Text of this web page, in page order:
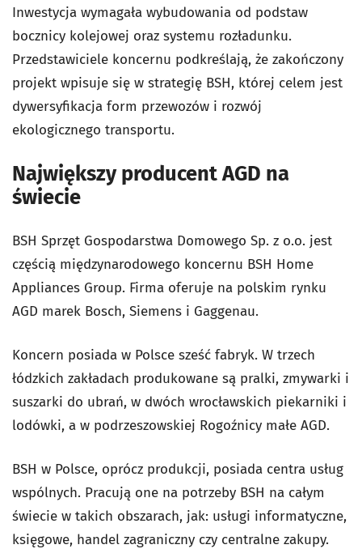
Inwestycja wymagała wybudowania od podstaw
bocznicy kolejowej oraz systemu rozładunku.
Przedstawiciele koncernu podkreślają, że zakończony
projekt wpisuje się w strategię BSH, której celem jest
dywersyfikacja form przewozów i rozwój
ekologicznego transportu.
Największy producent AGD na
świecie
BSH Sprzęt Gospodarstwa Domowego Sp. z o.o. jest
częścią międzynarodowego koncernu BSH Home
Appliances Group. Firma oferuje na polskim rynku
AGD marek Bosch, Siemens i Gaggenau.
Koncern posiada w Polsce sześć fabryk. W trzech
łódzkich zakładach produkowane są pralki, zmywarki i
suszarki do ubrań, w dwóch wrocławskich piekarniki i
lodówki, a w podrzeszowskiej Rogoźnicy małe AGD.
BSH w Polsce, oprócz produkcji, posiada centra usług
wspólnych. Pracują one na potrzeby BSH na całym
świecie w takich obszarach, jak: usługi informatyczne,
księgowe, handel zagraniczny czy centralne zakupy.